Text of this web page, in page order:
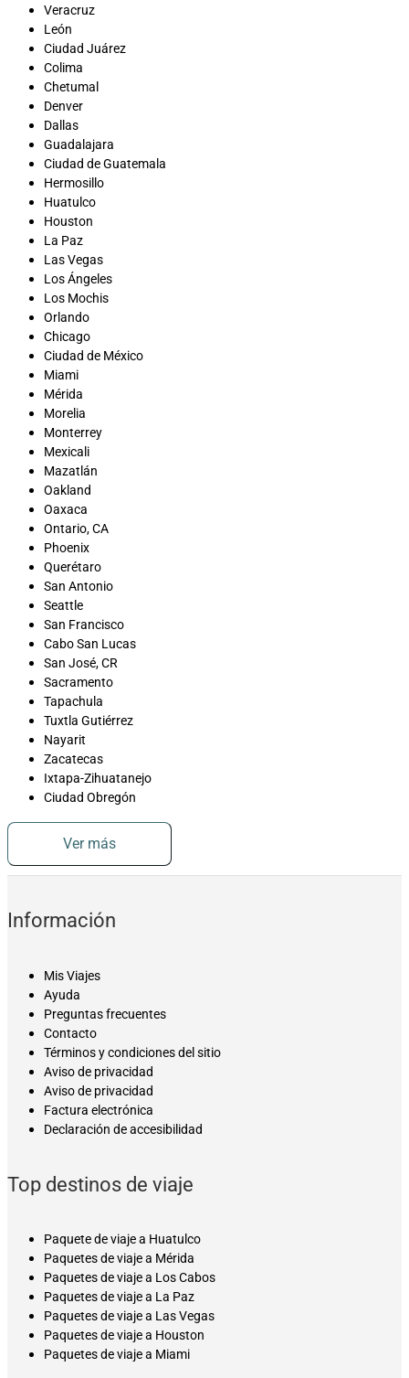
Veracruz
León
Ciudad Juárez
Colima
Chetumal
Denver
Dallas
Guadalajara
Ciudad de Guatemala
Hermosillo
Huatulco
Houston
La Paz
Las Vegas
Los Ángeles
Los Mochis
Orlando
Chicago
Ciudad de México
Miami
Mérida
Morelia
Monterrey
Mexicali
Mazatlán
Oakland
Oaxaca
Ontario, CA
Phoenix
Querétaro
San Antonio
Seattle
San Francisco
Cabo San Lucas
San José, CR
Sacramento
Tapachula
Tuxtla Gutiérrez
Nayarit
Zacatecas
Ixtapa-Zihuatanejo
Ciudad Obregón
Ver más
Información
Mis Viajes
Ayuda
Preguntas frecuentes
Contacto
Términos y condiciones del sitio
Aviso de privacidad
Aviso de privacidad
Factura electrónica
Declaración de accesibilidad
Top destinos de viaje
Paquete de viaje a Huatulco
Paquetes de viaje a Mérida
Paquetes de viaje a Los Cabos
Paquetes de viaje a La Paz
Paquetes de viaje a Las Vegas
Paquetes de viaje a Houston
Paquetes de viaje a Miami